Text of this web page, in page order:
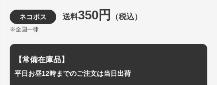
ネコポス 送料350円 （税込）
※全国一律
【常備在庫品】
平日お昼12時までのご注文は当日出荷